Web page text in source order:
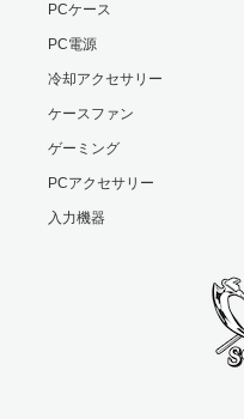
PCケース
PC電源
冷却アクセサリー
ケースファン
ゲーミング
PCアクセサリー
入力機器